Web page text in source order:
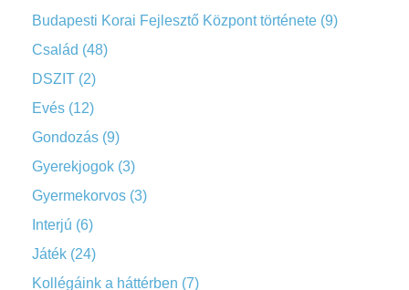
Budapesti Korai Fejlesztő Központ története (9)
Család (48)
DSZIT (2)
Evés (12)
Gondozás (9)
Gyerekjogok (3)
Gyermekorvos (3)
Interjú (6)
Játék (24)
Kollégáink a háttérben (7)